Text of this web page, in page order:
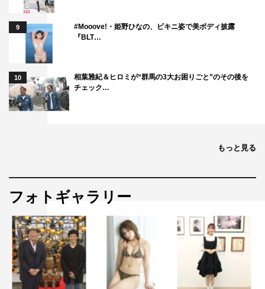
9
#Mooove!・姫野ひなの、ビキニ姿で美ボディ披露
『BLT…
10
相葉雅紀＆ヒロミが“群馬の3大お困りごと”のその後を
チェック…
もっと見る
フォトギャラリー